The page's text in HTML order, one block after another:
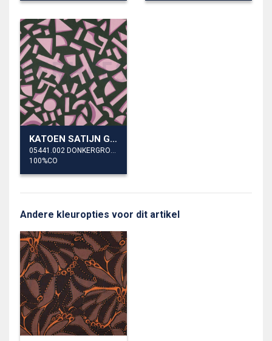
KATOEN SATIJN GEOMETRISCH
05441.002 DONKERGROEN
100%CO
Andere kleuropties voor dit artikel